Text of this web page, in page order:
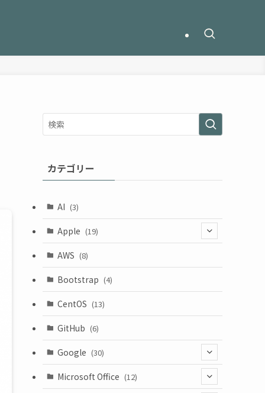
カテゴリー
AI (3)
Apple (19)
(1)
(18)
AWS (8)
Bootstrap (4)
CentOS (13)
GitHub (6)
Google (30)
(6)
Microsoft Office (12)